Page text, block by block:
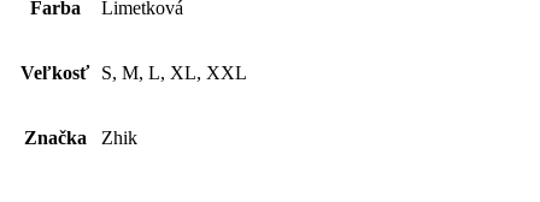
Farba Limetková
Veľkosť S, M, L, XL, XXL
Značka Zhik